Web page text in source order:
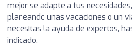
mejor se adapte a tus
planeando unas vacaciones o un
necesitas la ayuda de expertos,
indicado.